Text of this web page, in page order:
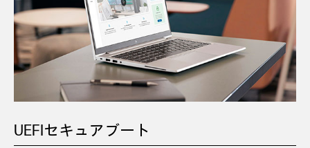
UEFIセキュアブート